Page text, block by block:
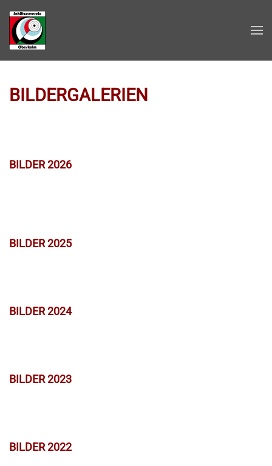
Zum Hauptinhalt springen
BILDERGALERIEN
BILDER 2026
BILDER 2025
BILDER 2024
BILDER 2023
BILDER 2022